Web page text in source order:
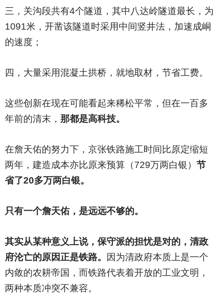
三，关沟段共有4个隧道，其中八达岭隧道最长，为
1091米，开凿该隧道时采用中间竖井法，加速成峒
的速度；
四，大量采用混凝土拱桥，就地取材，节省工费。
这些创新在现在可能看起来稀松平常，但在一百多
年前的清末， 那都是高科技。
在詹天佑的努力下，京张铁路施工时间比原定缩短
两年，建造成本亦比原来预算（729万两白银） 节
省了20多万两白银。
只有一个詹天佑，是远远不够的。
其实从某种意义上说，保守派的担忧是对的，清政
府沦亡的原因正是铁路。
因为清政府本质上是一个
内敛的农耕帝国，而铁路代表着开放的工业文明，
两种本质冲突不兼容。